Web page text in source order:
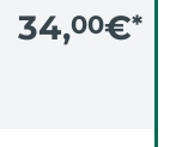
34,00€*